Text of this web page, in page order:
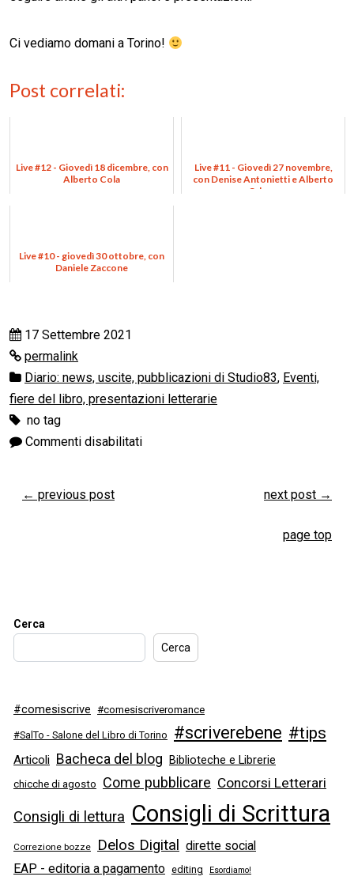
Ci vediamo domani a Torino!
Post correlati:
Live #12 - Giovedì 18 dicembre, con
Alberto Cola
Live #11 - Giovedì 27 novembre,
con Denise Antonietti e Alberto
Odone
Live #10 - giovedì 30 ottobre, con
Daniele Zaccone
17 Settembre 2021
permalink
Diario: news, uscite, pubblicazioni di Studio83, Eventi,
fiere del libro, presentazioni letterarie
no tag
Commenti disabilitati
← previous post next post →
page top
Cerca
Cerca
#comesiscrive #comesiscriveromance
#SalTo - Salone del Libro di Torino #scriverebene #tips
Articoli Bacheca del blog Biblioteche e Librerie
chicche di agosto Come pubblicare Concorsi Letterari
Consigli di lettura Consigli di Scrittura
Correzione bozze Delos Digital
dirette social
EAP - editoria a pagamento editing Esordiamo!